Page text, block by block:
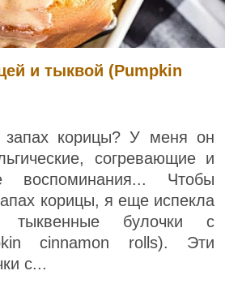
и тыквой (Pumpkin
корицы? У меня он
согревающие и
воспоминания... Чтобы
корицы, я еще испекла
тыквенные булочки с
cinnamon rolls). Эти
с...